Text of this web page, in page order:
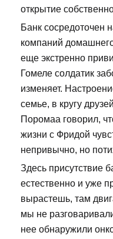
открытие
Банк сосредоточен
компаний
еще экстренно
Гомеле солдатик
изменяет.
семье, в кругу
Поромаа говорил,
жизни с Фридой
непривычно, но
Здесь присутствие
естественно и уже
вырастешь, там
мы не
нее обнаружили